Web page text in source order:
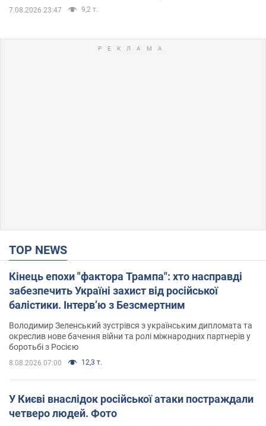
7.08.2026 23:47 9,2 т.
TOP NEWS
Кінець епохи "фактора Трампа": хто насправді
забезпечить Україні захист від російської
балістики. Інтерв’ю з Безсмертним
Володимир Зеленський зустрівся з українським дипломата та
окреслив нове бачення війни та ролі міжнародних партнерів у
боротьбі з Росією
8.08.2026 07:00 12,3 т.
У Києві внаслідок російської атаки постраждали
четверо людей. Фото